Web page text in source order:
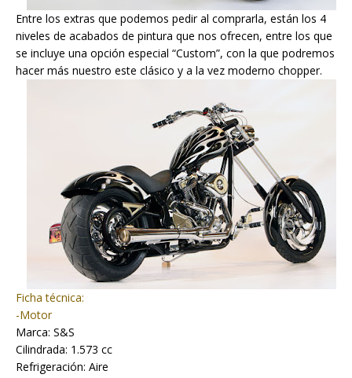
Entre los extras que podemos pedir al comprarla, están los 4
niveles de acabados de pintura que nos ofrecen, entre los que
se incluye una opción especial “Custom”, con la que podremos
hacer más nuestro este clásico y a la vez moderno chopper.
Ficha técnica:
-Motor
Marca: S&S
Cilindrada: 1.573 cc
Refrigeración: Aire